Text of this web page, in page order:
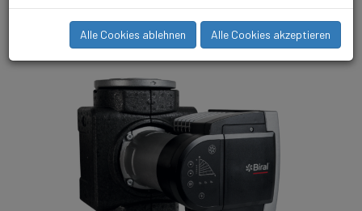
die Biral ONE App haben sich die Bedien- und
Informationsmöglichkeiten vervielfacht.
Alle Cookies ablehnen Alle Cookies akzeptieren